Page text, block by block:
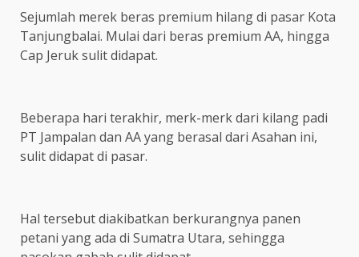
Sejumlah merek beras premium hilang di pasar Kota
Tanjungbalai. Mulai dari beras premium AA, hingga
Cap Jeruk sulit didapat.
Beberapa hari terakhir, merk-merk dari kilang padi
PT Jampalan dan AA yang berasal dari Asahan ini,
sulit didapat di pasar.
Hal tersebut diakibatkan berkurangnya panen
petani yang ada di Sumatra Utara, sehingga